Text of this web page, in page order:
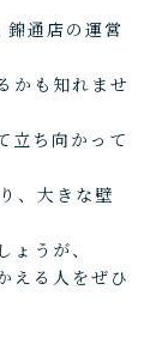
通店の運営
かも知れませ
立ち向かって
、大きな壁
うが、
える人をぜひ